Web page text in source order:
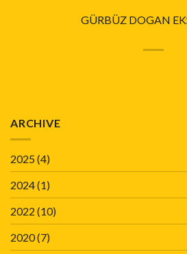
GÜRBÜZ DOGAN
ARCHIVE
2025(4)
2024(1)
2022 (10)
2020(7)